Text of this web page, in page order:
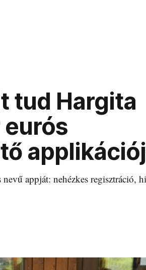
tud Hargita
eurós
appját: nehézkes regisztráció,